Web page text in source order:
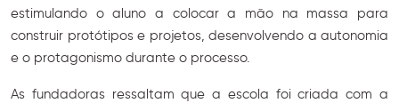
estimulando o aluno a colocar a mão na massa para
construir protótipos e projetos, desenvolvendo a autonomia
e o protagonismo durante o processo.
As fundadoras ressaltam que a escola foi criada com a